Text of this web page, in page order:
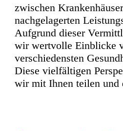
zwischen
nachgelagerten
Aufgrund dieser
wir wertvolle Einblicke
verschiedensten
Diese vielfältigen
wir mit Ihnen teilen und